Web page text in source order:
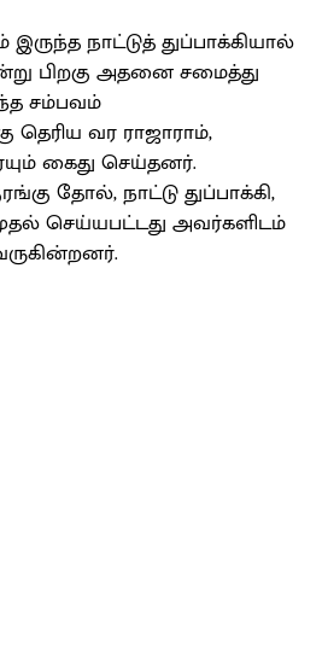
நாட்டுத் துப்பாக்கியால்
பிறகு அதனை சமைத்து
சம்பவம்
தெரிய வர ராஜாராம்,
கைது செய்தனர்.
தோல், நாட்டு துப்பாக்கி,
செய்யபட்டது அவர்களிடம்